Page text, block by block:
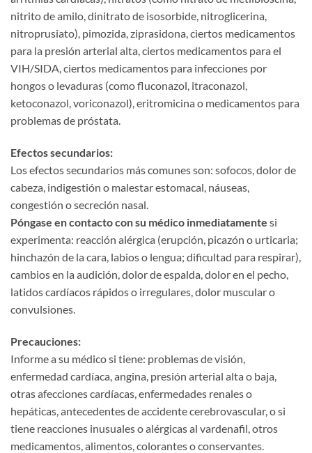
nitrito de amilo, dinitrato de isosorbide, nitroglicerina,
nitroprusiato), pimozida, ziprasidona, ciertos medicamentos
para la presión arterial alta, ciertos medicamentos para el
VIH/SIDA, ciertos medicamentos para infecciones por
hongos o levaduras (como fluconazol, itraconazol,
ketoconazol, voriconazol), eritromicina o medicamentos para
problemas de próstata.
Efectos secundarios:​
Los efectos secundarios más comunes son: sofocos, dolor de
cabeza, indigestión o malestar estomacal, náuseas,
congestión o secreción nasal.
Póngase en contacto con su médico inmediatamente ​ si
experimenta: reacción alérgica (erupción, picazón o urticaria;
hinchazón de la cara, labios o lengua; dificultad para respirar),
cambios en la audición, dolor de espalda, dolor en el pecho,
latidos cardíacos rápidos o irregulares, dolor muscular o
convulsiones.
Precauciones:​
Informe a su médico si tiene: problemas de visión,
enfermedad cardíaca, angina, presión arterial alta o baja,
otras afecciones cardíacas, enfermedades renales o
hepáticas, antecedentes de accidente cerebrovascular, o si
tiene reacciones inusuales o alérgicas al vardenafil, otros
medicamentos, alimentos, colorantes o conservantes.